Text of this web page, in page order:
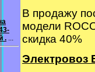
. ...
В продажу
модели
скидка 40%
Электровоз